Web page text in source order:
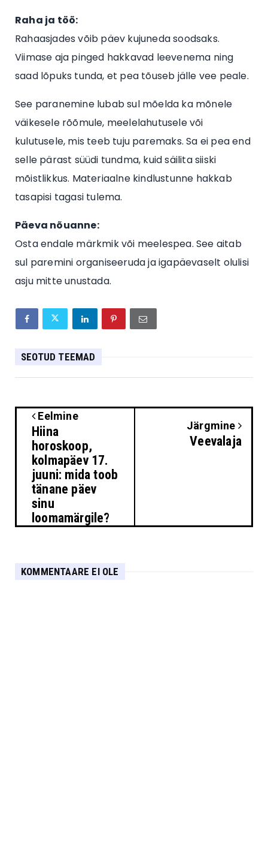
Raha ja töö:
Rahaasjades võib päev kujuneda soodsaks.
Viimase aja pinged hakkavad leevenema ning
saad lõpuks tunda, et pea tõuseb jälle vee peale.
See paranemine lubab sul mõelda ka mõnele
väikesele rõõmule, meelelahutusele või
kulutusele, mis teeb tuju paremaks. Sa ei pea end
selle pärast süüdi tundma, kuid säilita siiski
mõistlikkus. Materiaalne kindlustunne hakkab
tasapisi tagasi tulema.
Päeva nõuanne:
Osta endale märkmik või meelespea. See aitab
sul paremini organiseeruda ja igapäevaselt olulisi
asju mitte unustada.
SEOTUD TEEMAD
Eelmine
Hiina
horoskoop,
kolmapäev 17.
juuni: mida toob
tänane päev
sinu
loomamärgile?
Järgmine
Veevalaja
KOMMENTAARE EI OLE